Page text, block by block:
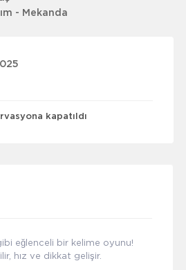
- Mekanda
kapatıldı
eğlenceli bir kelime oyunu!
hız ve dikkat gelişir.